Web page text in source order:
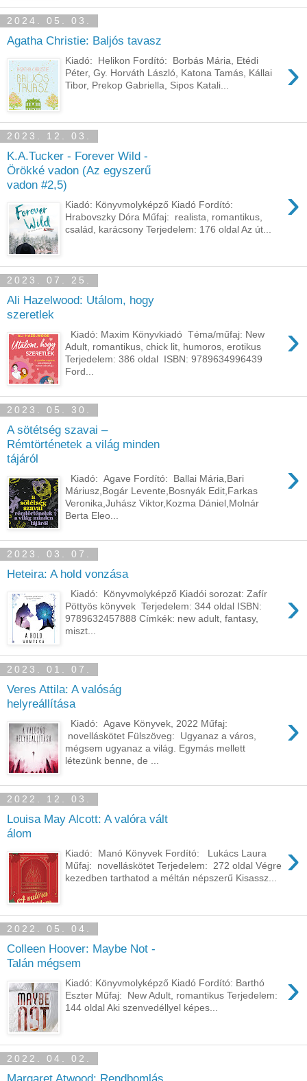
2024. 05. 03.
Agatha Christie: Baljós tavasz
›
Kiadó: Helikon Fordító: Borbás Mária, Etédi
Péter, Gy. Horváth László, Katona Tamás, Kállai
Tibor, Prekop Gabriella, Sipos Katali...
2023. 12. 03.
K.A.Tucker - Forever Wild -
Örökké vadon (Az egyszerű
vadon #2,5)
›
Kiadó: Könyvmolyképző Kiadó Fordító:
Hrabovszky Dóra Műfaj: realista, romantikus,
család, karácsony Terjedelem: 176 oldal Az út...
2023. 07. 25.
Ali Hazelwood: Utálom, ​hogy
szeretlek
›
Kiadó: Maxim Könyvkiadó Téma/műfaj: New
Adult, romantikus, chick lit, humoros, erotikus
Terjedelem: 386 oldal ISBN: 9789634996439
Ford...
2023. 05. 30.
A sötétség szavai –
Rémtörténetek a világ minden
tájáról
›
Kiadó: Agave Fordító: Ballai Mária,Bari
Máriusz,Bogár Levente,Bosnyák Edit,Farkas
Veronika,Juhász Viktor,Kozma Dániel,Molnár
Berta Eleo...
2023. 03. 07.
Heteira: A hold vonzása
›
Kiadó: Könyvmolyképző Kiadói sorozat: Zafír
Pöttyös könyvek Terjedelem: 344 oldal ISBN:
9789632457888 Címkék: new adult, fantasy,
miszt...
2023. 01. 07.
Veres Attila: A ​valóság
helyreállítása
›
Kiadó: Agave Könyvek, 2022 Műfaj:
novelláskötet Fülszöveg: Ugyanaz ​a város,
mégsem ugyanaz a világ. Egymás mellett
létezünk benne, de ...
2022. 12. 03.
Louisa May Alcott: A ​valóra vált
álom
›
Kiadó: Manó Könyvek Fordító: Lukács Laura
Műfaj: novelláskötet Terjedelem: 272 oldal Végre
kezedben tarthatod a méltán népszerű Kisassz...
2022. 05. 04.
Colleen Hoover: Maybe Not -
Talán mégsem
›
Kiadó: Könyvmolyképző Kiadó Fordító: Barthó
Eszter Műfaj: New Adult, romantikus Terjedelem:
144 oldal Aki ​szenvedéllyel képes...
2022. 04. 02.